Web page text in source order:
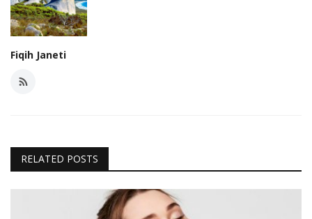
Fiqih Janeti
RELATED POSTS